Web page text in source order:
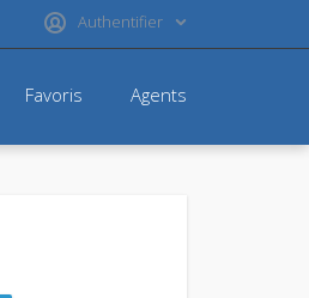
Authentifier
Favoris Agents